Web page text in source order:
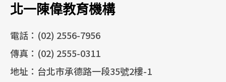
北一陳偉教育機構
電話：(02) 2556-7956
傳真：(02) 2555-0311
地址：台北市承德路一段35號2樓-1